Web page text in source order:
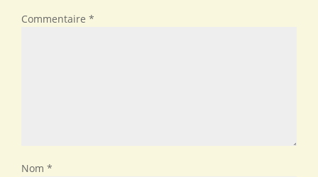
Commentaire *
Nom *